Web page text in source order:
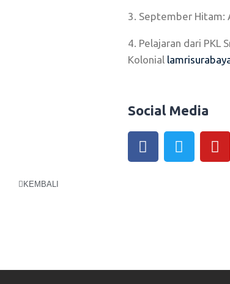
3. September Hitam:
4. Pelajaran dari PKL
Kolonial
Social Media
KEMBALI